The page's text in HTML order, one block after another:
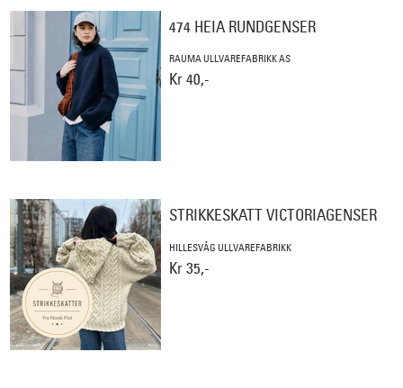
474 HEIA RUNDGENSER
RAUMA ULLVAREFABRIKK AS
Kr 40,-
STRIKKESKATT VICTORIAGENSER
HILLESVÅG ULLVAREFABRIKK
Kr 35,-